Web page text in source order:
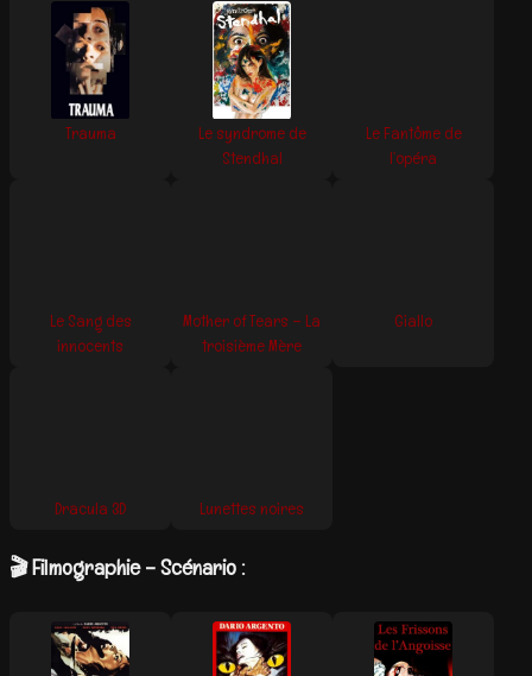
Trauma
Le syndrome de
Stendhal
Le Fantôme de
l’opéra
Le Sang des
innocents
Mother of Tears – La
troisième Mère
Giallo
Dracula 3D Lunettes noires
🎬 Filmographie – Scénario :